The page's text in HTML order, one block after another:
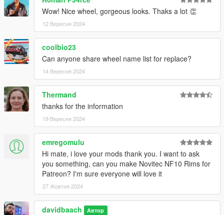
Wow! Nice wheel, gorgeous looks. Thaks a lot 👏
12 Вересня 2024
coolbio23
Can anyone share wheel name list for replace?
14 Вересня 2024
Thermand
thanks for the information
19 Вересня 2024
emregomulu
Hi mate, i love your mods thank you. I want to ask
you something, can you make Novitec NF10 Rims for
Patreon? I'm sure everyone will love it
27 Жовтня 2024
davidbaach Автор